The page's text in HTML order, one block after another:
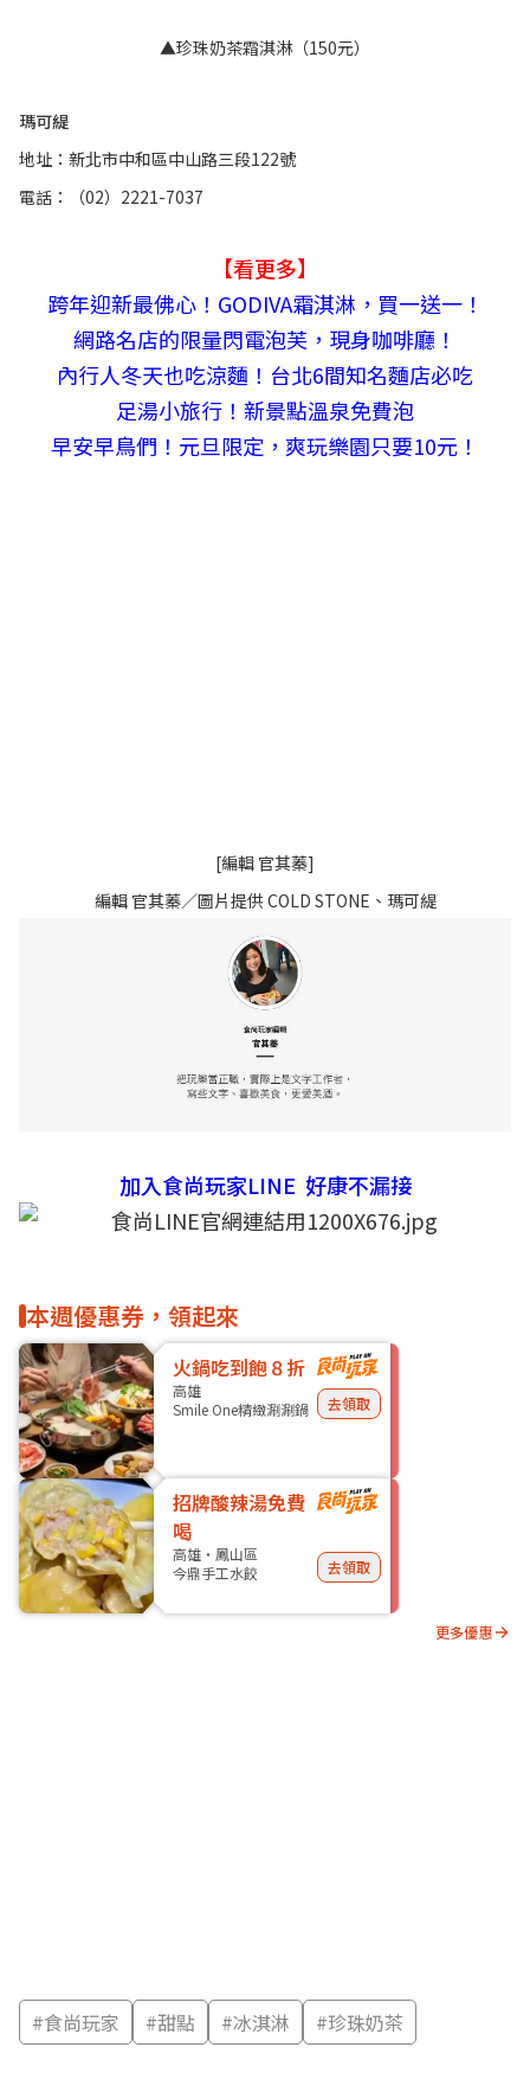
▲珍珠奶茶霜淇淋（150元）
瑪可緹
地址：新北市中和區中山路三段122號
電話：（02）2221-7037
【看更多】
跨年迎新最佛心！GODIVA霜淇淋，買一送一！
網路名店的限量閃電泡芙，現身咖啡廳！
內行人冬天也吃涼麵！台北6間知名麵店必吃
足湯小旅行！新景點溫泉免費泡
早安早鳥們！元旦限定，爽玩樂園只要10元！
[編輯 官其蓁]
編輯 官其蓁／圖片提供 COLD STONE、瑪可緹
加入食尚玩家LINE 好康不漏接
本週優惠券，領起來
火鍋吃到飽８折
高雄
Smile One精緻涮涮鍋
去領取
招牌酸辣湯免費
喝
高雄・鳳山區
今鼎手工水餃
去領取
更多優惠
#食尚玩家 #甜點 #冰淇淋 #珍珠奶茶